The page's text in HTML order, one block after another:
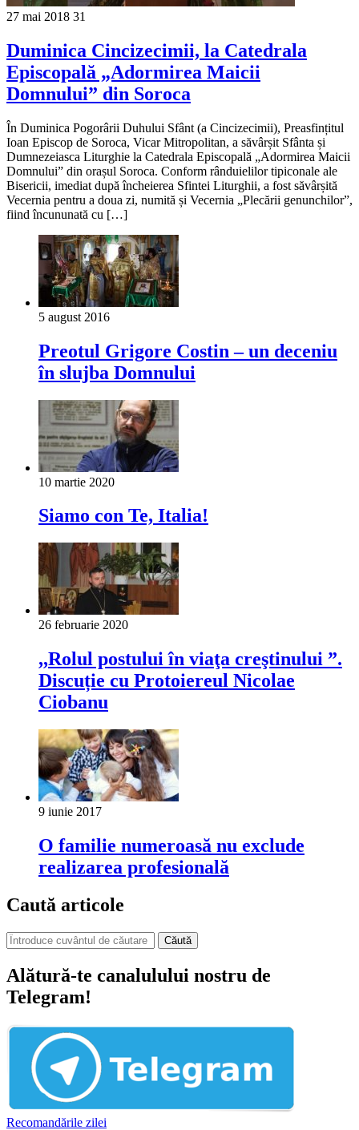
27 mai 2018 31
Duminica Cincizecimii, la Catedrala
Episcopală „Adormirea Maicii
Domnului” din Soroca
În Duminica Pogorârii Duhului Sfânt (a Cincizecimii), Preasfințitul
Ioan Episcop de Soroca, Vicar Mitropolitan, a săvârșit Sfânta și
Dumnezeiasca Liturghie la Catedrala Episcopală „Adormirea Maicii
Domnului” din orașul Soroca. Conform rânduielilor tipiconale ale
Bisericii, imediat după încheierea Sfintei Liturghii, a fost săvârșită
Vecernia pentru a doua zi, numită și Vecernia „Plecării genunchilor”,
fiind încununată cu […]
5 august 2016
Preotul Grigore Costin – un deceniu
în slujba Domnului
10 martie 2020
Siamo con Te, Italia!
26 februarie 2020
,,Rolul postului în viaţa creştinului ”.
Discuție cu Protoiereul Nicolae
Ciobanu
9 iunie 2017
O familie numeroasă nu exclude
realizarea profesională
Caută articole
Căută
Alătură-te canalulului nostru de
Telegram!
Recomandările zilei